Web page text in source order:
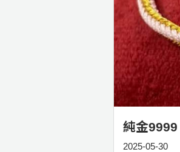
純金
2025-05-30